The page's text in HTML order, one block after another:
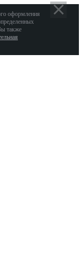
оформления
также